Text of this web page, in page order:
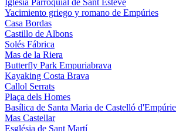
Iglesia Parroquial de Sant Esteve
Yacimiento griego y romano de Empúries
Casa Bordas
Castillo de Albons
Solés Fábrica
Mas de la Riera
Butterfly Park Empuriabrava
Kayaking Costa Brava
Callol Serrats
Plaça dels Homes
Basílica de Santa Maria de Castelló
Mas Castellar
Església de Sant Martí